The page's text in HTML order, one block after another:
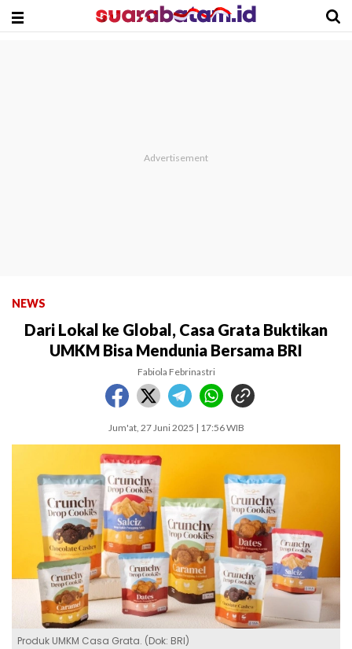
NEWS
Dari Lokal ke Global, Casa Grata Buktikan
UMKM Bisa Mendunia Bersama BRI
Fabiola Febrinastri
Jum'at, 27 Juni 2025 | 17:56 WIB
Produk UMKM Casa Grata. (Dok: BRI)